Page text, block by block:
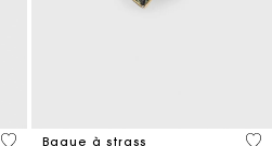
3,9 out of 5 Customer Rating
Bague à strass
5